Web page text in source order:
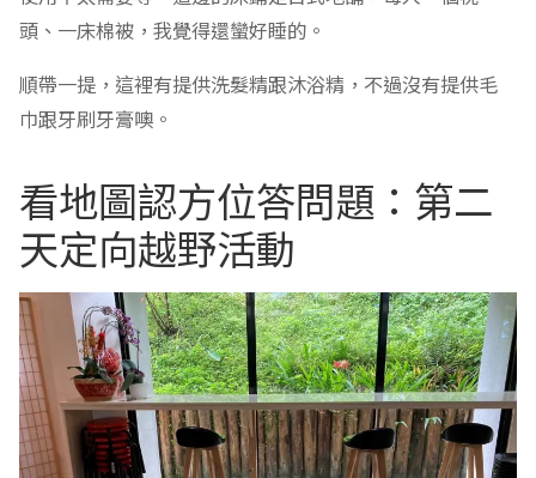
頭、一床棉被，我覺得還蠻好睡的。
順帶一提，這裡有提供洗髮精跟沐浴精，不過沒有提供毛
巾跟牙刷牙膏噢。
看地圖認方位答問題：第二
天定向越野活動